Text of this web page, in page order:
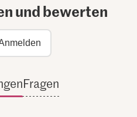
und bewerten
Fragen